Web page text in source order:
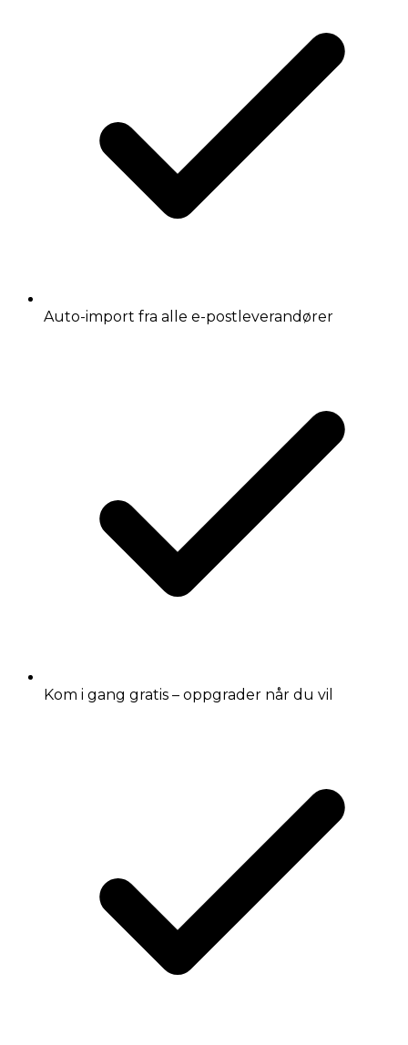
Auto-import fra alle e-postleverandører
Kom i gang gratis – oppgrader når du vil